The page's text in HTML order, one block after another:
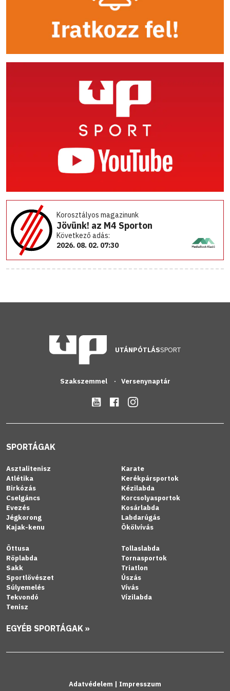
Korosztályos magazinunk
Jövünk! az M4 Sporton
Következő adás:
2026. 08. 02. 07:30
UTÁNPÓTLÁSSPORT
Szakszemmel Versenynaptár
SPORTÁGAK
Asztalitenisz
Atlétika
Birkózás
Cselgáncs
Evezés
Jégkorong
Kajak-kenu
Karate
Kerékpársportok
Kézilabda
Korcsolyasportok
Kosárlabda
Labdarúgás
Ökölvívás
Öttusa
Röplabda
Sakk
Sportlövészet
Súlyemelés
Tekvondó
Tenisz
Tollaslabda
Tornasportok
Triatlon
Úszás
Vívás
Vízilabda
EGYÉB SPORTÁGAK »
Adatvédelem | Impresszum